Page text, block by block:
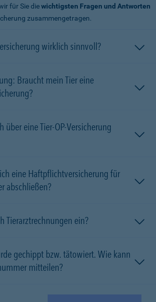
für Sie diewichtigsten Fragen und Antworten
zusammengetragen.
wirklich sinnvoll?
Braucht mein Tier eine
über eine Tier-OP-Versicherung
eine Haftpflichtversicherung für
abschließen?
Tierarztrechnungen ein?
gechippt bzw. tätowiert. Wie kann
mitteilen?